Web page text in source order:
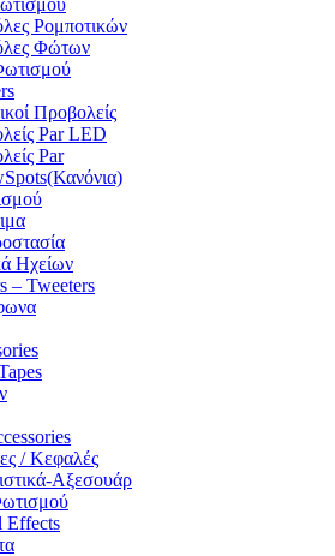
Ρομποτικών
Φώτων
Προβολείς
Par LED
Par
Ηχείων
– Tweeters
/ Κεφαλές
Αξεσουάρ
Effects